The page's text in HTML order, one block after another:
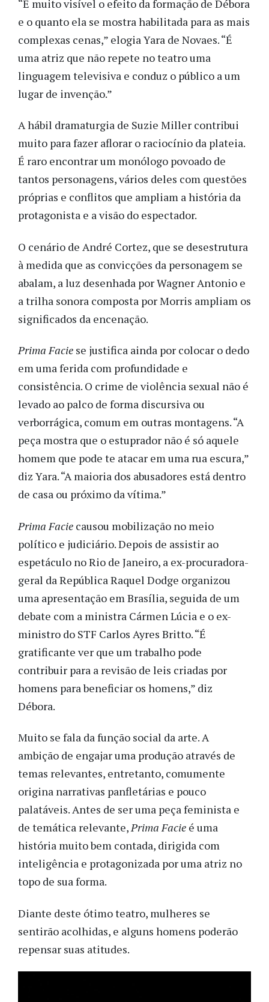
“É muito visível o efeito da formação de Débora
e o quanto ela se mostra habilitada para as mais
complexas cenas,” elogia Yara de Novaes. “É
uma atriz que não repete no teatro uma
linguagem televisiva e conduz o público a um
lugar de invenção.”
A hábil dramaturgia de Suzie Miller contribui
muito para fazer aflorar o raciocínio da plateia.
É raro encontrar um monólogo povoado de
tantos personagens, vários deles com questões
próprias e conflitos que ampliam a história da
protagonista e a visão do espectador.
O cenário de André Cortez, que se desestrutura
à medida que as convicções da personagem se
abalam, a luz desenhada por Wagner Antonio e
a trilha sonora composta por Morris ampliam os
significados da encenação.
Prima Facie se justifica ainda por colocar o dedo
em uma ferida com profundidade e
consistência. O crime de violência sexual não é
levado ao palco de forma discursiva ou
verborrágica, comum em outras montagens. “A
peça mostra que o estuprador não é só aquele
homem que pode te atacar em uma rua escura,”
diz Yara. “A maioria dos abusadores está dentro
de casa ou próximo da vítima.”
Prima Facie causou mobilização no meio
político e judiciário. Depois de assistir ao
espetáculo no Rio de Janeiro, a ex-procuradora-
geral da República Raquel Dodge organizou
uma apresentação em Brasília, seguida de um
debate com a ministra Cármen Lúcia e o ex-
ministro do STF Carlos Ayres Britto. “É
gratificante ver que um trabalho pode
contribuir para a revisão de leis criadas por
homens para beneficiar os homens,” diz
Débora.
Muito se fala da função social da arte. A
ambição de engajar uma produção através de
temas relevantes, entretanto, comumente
origina narrativas panfletárias e pouco
palatáveis. Antes de ser uma peça feminista e
de temática relevante,Prima Facie é uma
história muito bem contada, dirigida com
inteligência e protagonizada por uma atriz no
topo de sua forma.
Diante deste ótimo teatro, mulheres se
sentirão acolhidas, e alguns homens poderão
repensar suas atitudes.